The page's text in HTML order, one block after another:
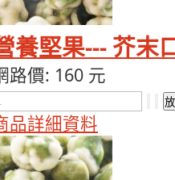
養堅果--- 芥末
路價: 160 元
品詳細資料